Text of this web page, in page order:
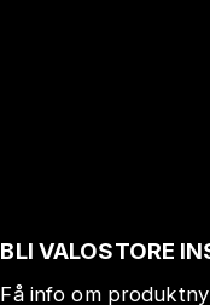
BLI VALOSTORE
Få info om